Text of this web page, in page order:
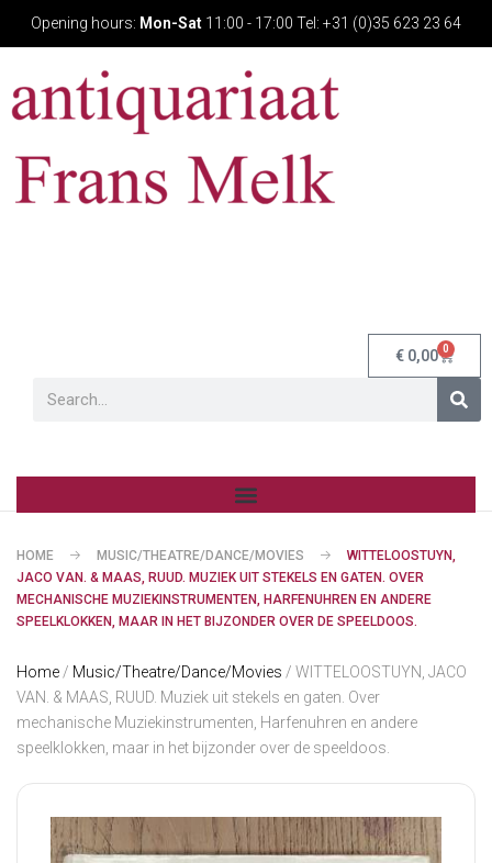
Opening hours: Mon-Sat 11:00 - 17:00 Tel: +31 (0)35 623 23 64
€ 0,00 0
HOME MUSIC/THEATRE/DANCE/MOVIES
WITTELOOSTUYN,
JACO VAN. & MAAS, RUUD. MUZIEK UIT STEKELS EN GATEN. OVER
MECHANISCHE MUZIEKINSTRUMENTEN, HARFENUHREN EN ANDERE
SPEELKLOKKEN, MAAR IN HET BIJZONDER OVER DE SPEELDOOS.
Home / Music/Theatre/Dance/Movies / WITTELOOSTUYN, JACO
VAN. & MAAS, RUUD. Muziek uit stekels en gaten. Over
mechanische Muziekinstrumenten, Harfenuhren en andere
speelklokken, maar in het bijzonder over de speeldoos.